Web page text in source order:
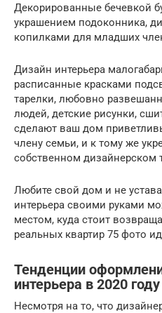
Декорированные бечевкой
украшением подоконника,
копилками для младших
Дизайн интерьера
расписанные красками
тарелки, любовно
людей, детские рисунки,
сделают ваш дом
члену семьи, и к тому же
собственном дизайнерском
Любите свой дом и не
интерьера своими руками
местом, куда стоит
реальных квартир 75 фото
Тенденции
интерьера в 2020 году
Несмотря на то, что